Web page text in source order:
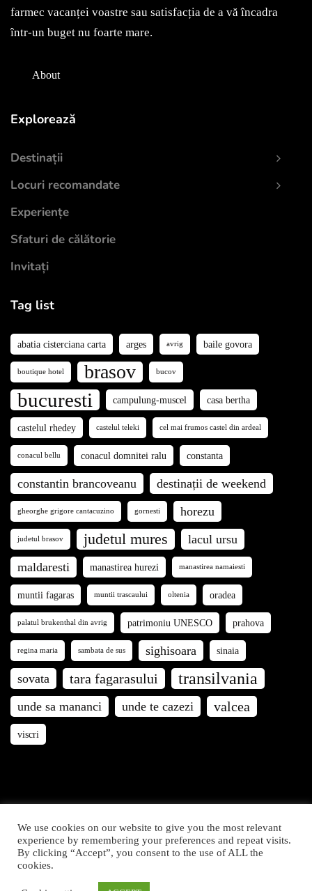
farmec vacanței voastre sau satisfacția de a vă încadra
într-un buget nu foarte mare.
About
Explorează
Destinații
Locuri recomandate
Experiențe
Sfaturi de călătorie
Invitați
Tag list
abatia cisterciana carta arges avrig baile govora
boutique hotel brasov bucov
bucuresti campulung-muscel casa bertha
castelul rhedey castelul teleki cel mai frumos castel din ardeal
conacul bellu conacul domnitei ralu constanta
constantin brancoveanu destinații de weekend
gheorghe grigore cantacuzino gornesti horezu
judetul brasov judetul mures
lacul ursu
maldaresti
manastirea hurezi manastirea namaiesti
muntii fagaras muntii trascaului oltenia oradea
palatul brukenthal din avrig patrimoniu UNESCO prahova
regina maria sambata de sus sighisoara sinaia
sovata tara fagarasului transilvania
unde sa mananci unde te cazezi valcea
viscri
Călători prin România © 2021. Articolele și fotografiile de
pe acest site sunt proprietatea Călători prin România. Toate
drepturile rezervate.
We use cookies on our website to give you the most relevant
experience by remembering your preferences and repeat visits.
By clicking “Accept”, you consent to the use of ALL the
cookies.